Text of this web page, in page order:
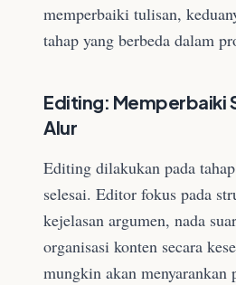
memperbaiki tulisan,
tahap yang berbeda dalam
Editing: Memperbaiki
Alur
Editing dilakukan pada
selesai. Editor fokus pada
kejelasan argumen, nada
organisasi konten secara
mungkin akan menyarankan